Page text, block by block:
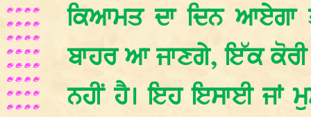
ਕਿਆਮਤ ਦਾ ਦਿਨ ਆਏਗਾ
ਬਾਹਰ ਆ ਜਾਣਗੇ, ਇੱਕ
ਨਹੀਂ ਹੈ। ਇਹ ਇਸਾਈ ਜਾਂ